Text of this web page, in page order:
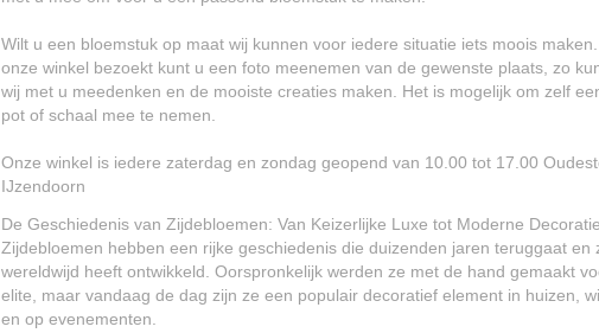
Wilt u een bloemstuk op maat wij kunnen voor iedere situatie iets moois maken.
onze winkel bezoekt kunt u een foto meenemen van de gewenste plaats, zo
wij met u meedenken en de mooiste creaties maken. Het is mogelijk om zelf
pot of schaal mee te nemen.
Onze winkel is iedere zaterdag en zondag geopend van 10.00 tot 17.00
IJzendoorn
De Geschiedenis van Zijdebloemen: Van Keizerlijke Luxe tot Moderne Decoratie
Zijdebloemen hebben een rijke geschiedenis die duizenden jaren teruggaat en
wereldwijd heeft ontwikkeld. Oorspronkelijk werden ze met de hand gemaakt
elite, maar vandaag de dag zijn ze een populair decoratief element in huizen,
en op evenementen.